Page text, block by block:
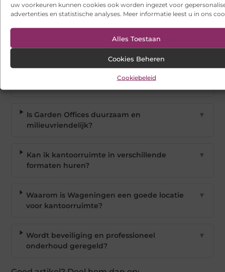
uw voorkeuren kunnen cookies ook worden ingezet voor
advertenties en statistische analyses. Meer informatie leest u in ons
Alles Toestaan
Cookies Beheren
Cookiebeleid
Veelgestelde vragen
Welke voorzieningen zijn beschikbaar in de
Is Garden Offices duurzaam en
milieuvriendelijk?
▼
Kan ik kantoorruimte in verschillende
formaten huren?
▼
Waarom is Wageningen een goede locatie
voor kantoorruimte?
▼
Wordt beveiliging en professioneel
onderhoud geregeld?
▼